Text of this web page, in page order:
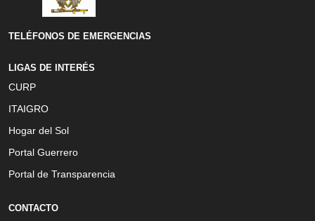
TELÉFONOS DE EMERGENCIAS
LIGAS DE INTERÉS
CURP
ITAIGRO
Hogar del Sol
Portal Guerrero
Portal de Transparencia
CONTACTO